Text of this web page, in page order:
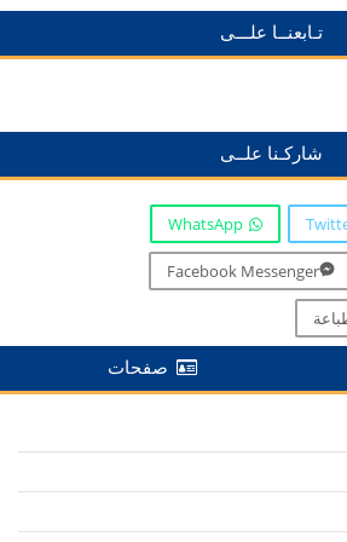
تـابعنــا علـــى
شاركـنا علــى
WhatsApp
Facebook Messenger
صفحات